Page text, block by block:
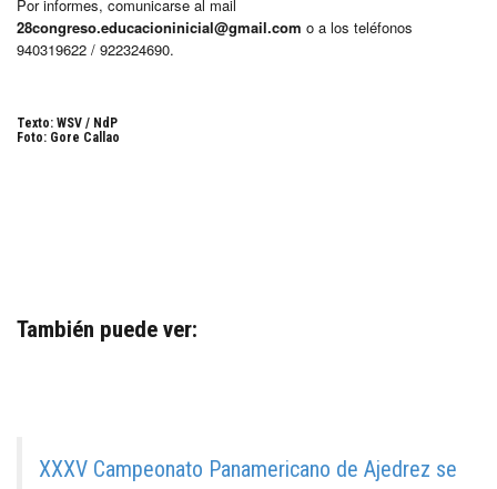
Por informes, comunicarse al mail
28congreso.educacioninicial@gmail.com o a los teléfonos
940319622 / 922324690.
Texto: WSV / NdP
Foto: Gore Callao
También puede ver:
XXXV Campeonato Panamericano de Ajedrez se